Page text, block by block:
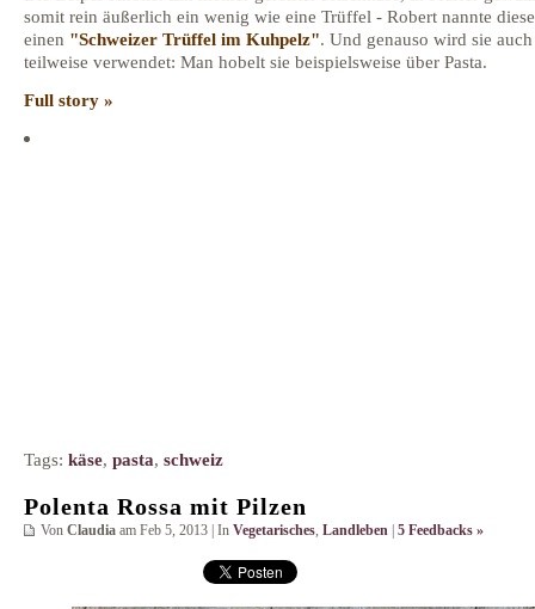
somit rein äußerlich ein wenig wie eine Trüffel - Robert nannte
einen "Schweizer Trüffel im Kuhpelz". Und genauso wird sie auch
teilweise verwendet: Man hobelt sie beispielsweise über Pasta.
Full story »
Tags: käse, pasta, schweiz
Polenta Rossa mit Pilzen
Von Claudia am Feb 5, 2013 | In Vegetarisches, Landleben 5 Feedbacks »